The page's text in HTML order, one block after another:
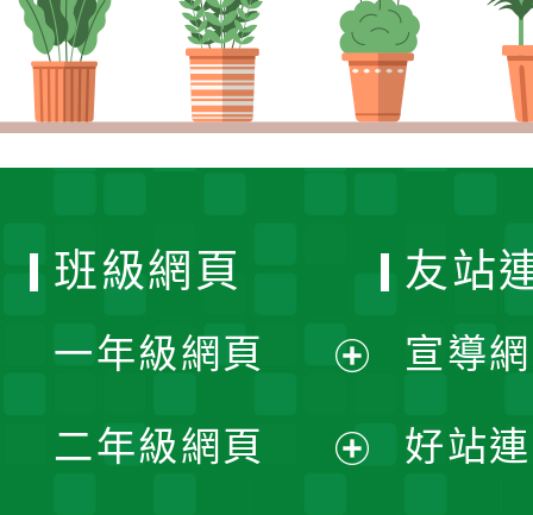
班級網頁
一年級網頁
開
二年級網頁
友站
宣導
好站